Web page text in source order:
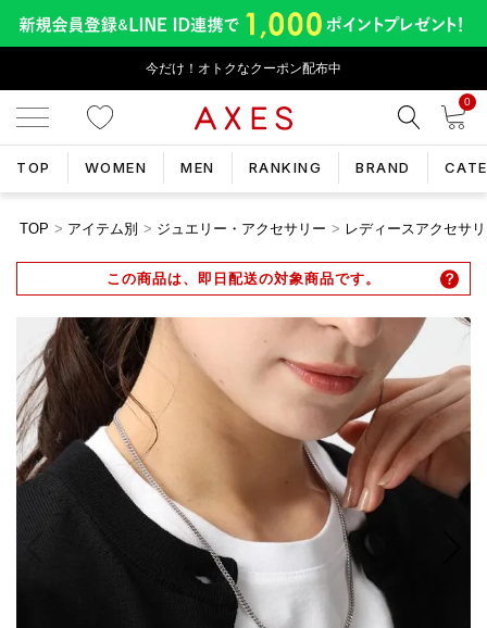
今だけ！オトクなクーポン配布中
0
TOP WOMEN MEN RANKING BRAND
TOP アイテム別 ジュエリー・アクセサリー レディースアクセサ
この商品は、即日配送の対象商品です。